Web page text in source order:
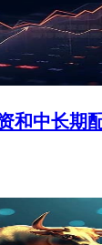
和中长期